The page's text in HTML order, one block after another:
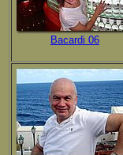
Bacardi 06